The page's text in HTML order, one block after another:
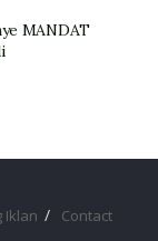
MANDAT
Iklan Contact